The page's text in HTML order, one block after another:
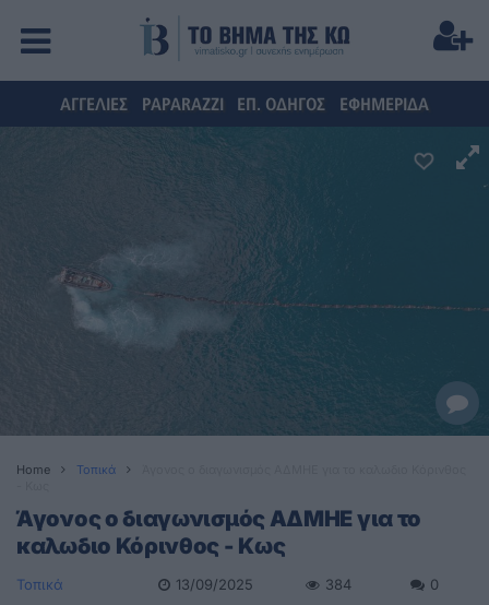
ΑΓΓΕΛΙΕΣ PAPARAZZI ΕΠ. ΟΔΗΓΟΣ ΕΦΗΜΕΡΙΔΑ
Home Τοπικά
Άγονος ο διαγωνισμός ΑΔΜΗΕ για το
καλωδιο Κόρινθος - Κως
Τοπικά 13/09/2025 384 0